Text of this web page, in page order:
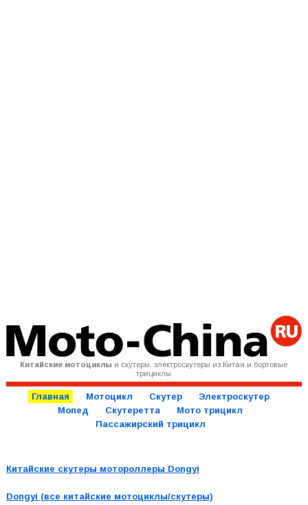
Китайские мотоциклы и скутеры, электроскутеры из Китая и бортовые
трициклы
Главная Мотоцикл Скутер
Электроскутер
Мопед
Скутеретта
Мото трицикл
Пассажирский трицикл
Китайские скутеры мотороллеры Dongyi
Dongyi (все китайские мотоциклы/скутеры)